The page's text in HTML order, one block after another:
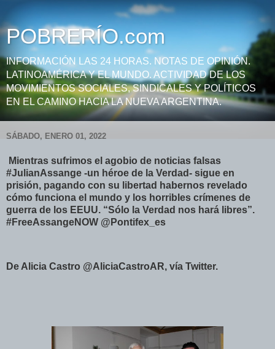
POBRERÍO.com
INFORMACIÓN LAS 24 HORAS. NOTAS DE OPINIÓN.
LATINOAMÉRICA Y EL MUNDO. ACTIVIDAD DE LOS
MOVIMIENTOS SOCIALES, SINDICALES Y POLÍTICOS
EN EL CAMINO HACIA LA NUEVA ARGENTINA.
SÁBADO, ENERO 01, 2022
Mientras sufrimos el agobio de noticias falsas
#JulianAssange -un héroe de la Verdad- sigue en
prisión, pagando con su libertad habernos revelado
cómo funciona el mundo y los horribles crímenes de
guerra de los EEUU. “Sólo la Verdad nos hará libres”.
#FreeAssangeNOW @Pontifex_es
De Alicia Castro @AliciaCastroAR, vía Twitter.